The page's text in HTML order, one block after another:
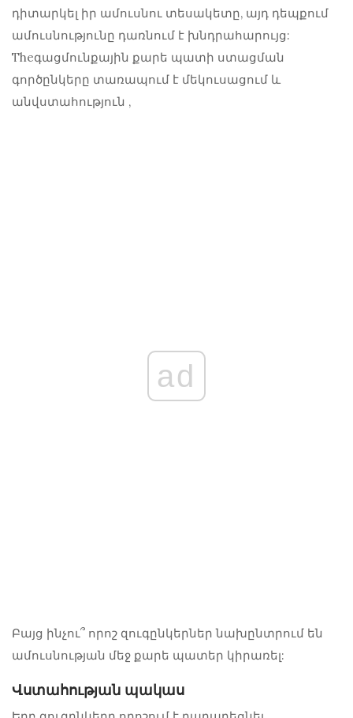
դիտարկել իր ամուսնու տեսակետը, այդ դեպքում
ամուսնությունը դառնում է խնդրահարույց:
Theգացմունքային քարե պատի ստացման
գործընկերը տառապում է մեկուսացում և
անվստահություն ,
ad
Բայց ինչու՞ որոշ զուգընկերներ նախընտրում են
ամուսնության մեջ քարե պատեր կիրառել:
Վստահության պակաս